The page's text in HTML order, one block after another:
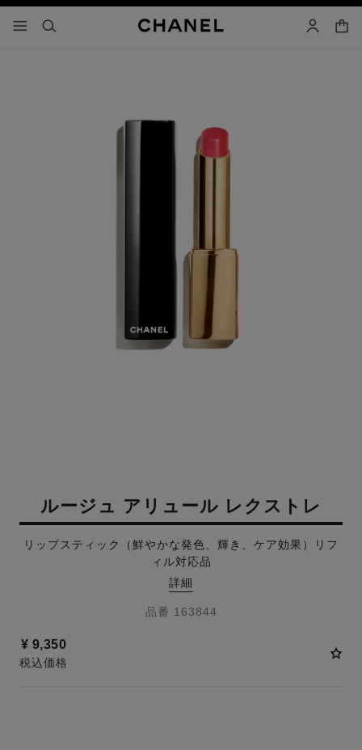
メニュー - メインナビゲーション
- メインナビゲーション
検索 マイアカ
カー
ルージュ アリュール レクストレ
リップスティック（鮮やかな発色、輝き、ケア効果）リフ
ィル対応品
詳細
品番 163844
¥ 9,350
税込価格